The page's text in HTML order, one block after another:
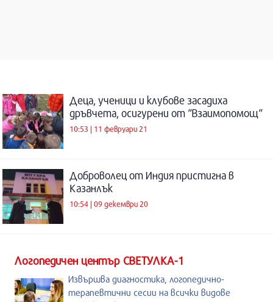
Деца, ученици и клубове засадиха
дръвчета, осигурени от “Взаимопомощ“
10:53 | 11 февруари 21
Доброволец от Индия пристигна в
Казанлък
10:54 | 09 декември 20
Логопедичен център СВЕТУЛКА-1
Извършва диагностика, логопедично-
терапевтични сесии на всички видове